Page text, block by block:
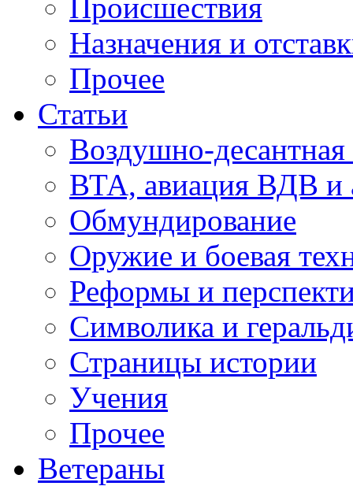
Происшествия
Назначения и
Прочее
Статьи
Воздушно-десантная
ВТА, авиация ВДВ и
Обмундирование
Оружие и боевая
Реформы и
Символика и
Страницы истории
Учения
Прочее
Ветераны